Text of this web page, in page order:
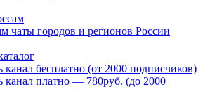
чаты городов и регионов России
канал бесплатно (от 2000 подписчиков)
канал платно — 780руб. (до 2000